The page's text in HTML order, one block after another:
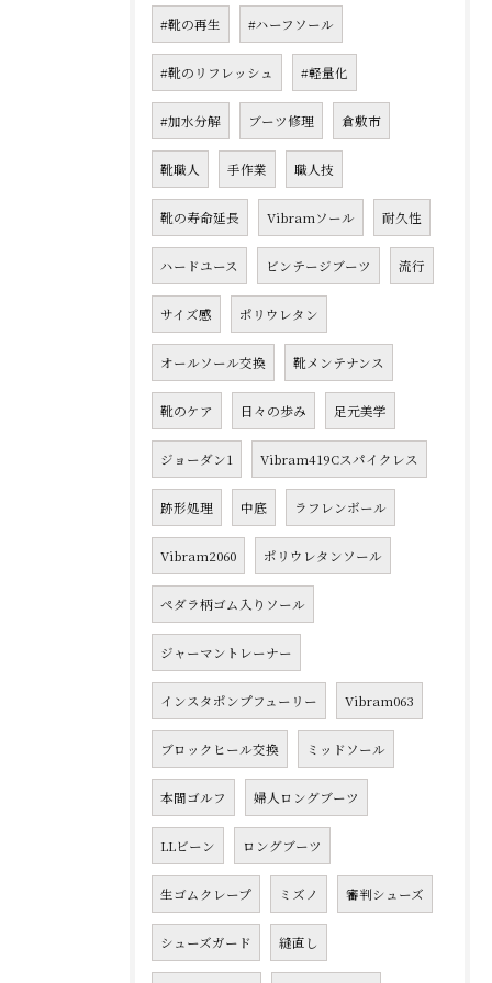
#靴の再生 #ハーフソール
#靴のリフレッシュ #軽量化
#加水分解 ブーツ修理 倉敷市
靴職人 手作業 職人技
靴の寿命延長 Vibramソール 耐久性
ハードユース ビンテージブーツ 流行
サイズ感 ポリウレタン
オールソール交換 靴メンテナンス
靴のケア 日々の歩み 足元美学
ジョーダン1 Vibram419Cスパイクレス
跡形処理 中底 ラフレンボール
Vibram2060 ポリウレタンソール
ペダラ柄ゴム入りソール
ジャーマントレーナー
インスタポンプフューリー Vibram063
ブロックヒール交換 ミッドソール
本間ゴルフ 婦人ロングブーツ
LLビーン ロングブーツ
生ゴムクレープ ミズノ 審判シューズ
シューズガード 縫直し